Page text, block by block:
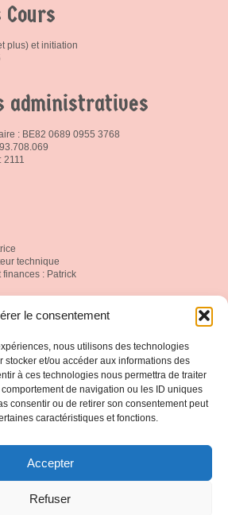
le consentement
nous utilisons des technologies
stocker et/ou accéder aux informations des
à ces technologies nous permettra de traiter
de navigation ou les ID uniques
consentir ou de retirer son consentement peut
caractéristiques et fonctions.
Accepter
Refuser
plus) et initiation
administratives
: BE82 0689 0955 3768
technique
finances : Patrick
vos données